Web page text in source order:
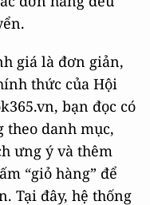
giá là đơn giản,
thức của Hội
bạn đọc có
theo danh mục,
ưng ý và thêm
“giỏ hàng” để
Tại đây, hệ thống